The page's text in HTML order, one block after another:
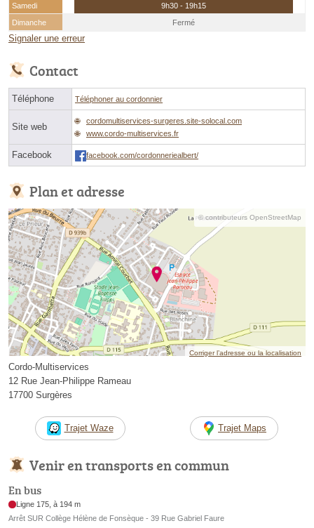
Samedi
9h30 - 19h15
Dimanche
Fermé
Signaler une erreur
Contact
Téléphone Téléphoner au cordonnier
Site web
cordomultiservices-surgeres.site-solocal.com
www.cordo-multiservices.fr
Facebook facebook.com/cordonneriealbert/
Plan et adresse
© contributeurs OpenStreetMap
Corriger l’adresse ou la localisation
Cordo-Multiservices
12 Rue Jean-Philippe Rameau
17700 Surgères
Trajet Waze Trajet Maps
Venir en transports en commun
En bus
Ligne 175, à 194 m
Arrêt SUR Collège Hélène de Fonsèque - 39 Rue Gabriel Faure